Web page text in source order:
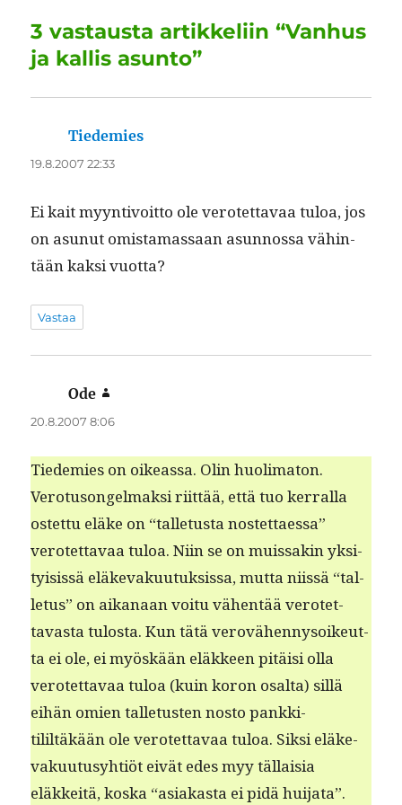
o
o
k
I
n
p
p
a
m
3 vastausta artikkeliin “Vanhus
ja kallis asunto”
Tiedemies
19.8.2007 22:33
Ei kait myyn­tivoit­to ole verotet­tavaa tuloa, jos
on asunut omis­ta­mas­saan asun­nos­sa vähin­
tään kak­si vuotta?
Vastaa
Ode
20.8.2007 8:06
Tiedemies on oike­as­sa. Olin huolimaton.
Vero­tu­songel­mak­si riit­tää, että tuo ker­ral­la
ostet­tu eläke on “tal­letus­ta nos­tet­taes­sa”
verotet­tavaa tuloa. Niin se on muis­sakin yksi­
ty­i­sis­sä eläke­vaku­u­tuk­sis­sa, mut­ta niis­sä “tal­
letus” on aikanaan voitu vähen­tää verotet­
tavas­ta tulosta. Kun tätä verovähen­nysoikeut­
ta ei ole, ei myöskään eläk­keen pitäisi olla
verotet­tavaa tuloa (kuin koron osalta) sil­lä
eihän omien tal­letusten nos­to pankki­
tililtäkään ole verotet­tavaa tuloa. Sik­si eläke­
vaku­u­tusy­htiöt eivät edes myy täl­laisia
eläkkeitä, kos­ka “asi­akas­ta ei pidä huijata”.